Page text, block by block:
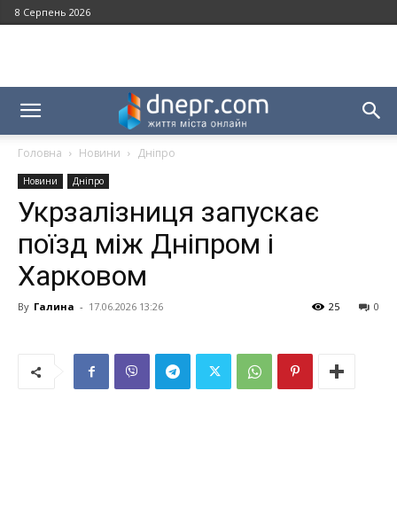
8 Серпень 2026
Головна Новини Дніпро
Новини Дніпро
Укрзалізниця запускає
поїзд між Дніпром і
Харковом
By Галина - 17.06.2026 13:26 0
25